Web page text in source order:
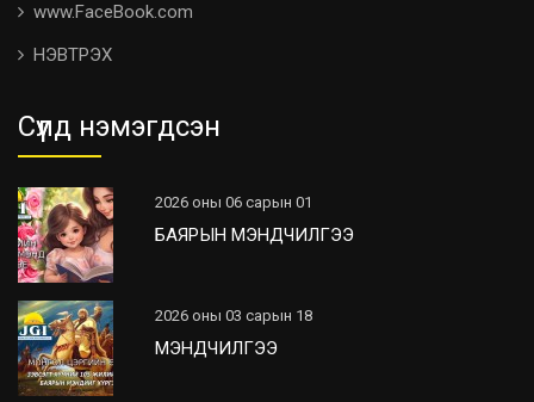
www.FaceBook.com
НЭВТРЭХ
Сүүлд нэмэгдсэн
2026 оны 06 сарын 01
БАЯРЫН МЭНДЧИЛГЭЭ
2026 оны 03 сарын 18
МЭНДЧИЛГЭЭ